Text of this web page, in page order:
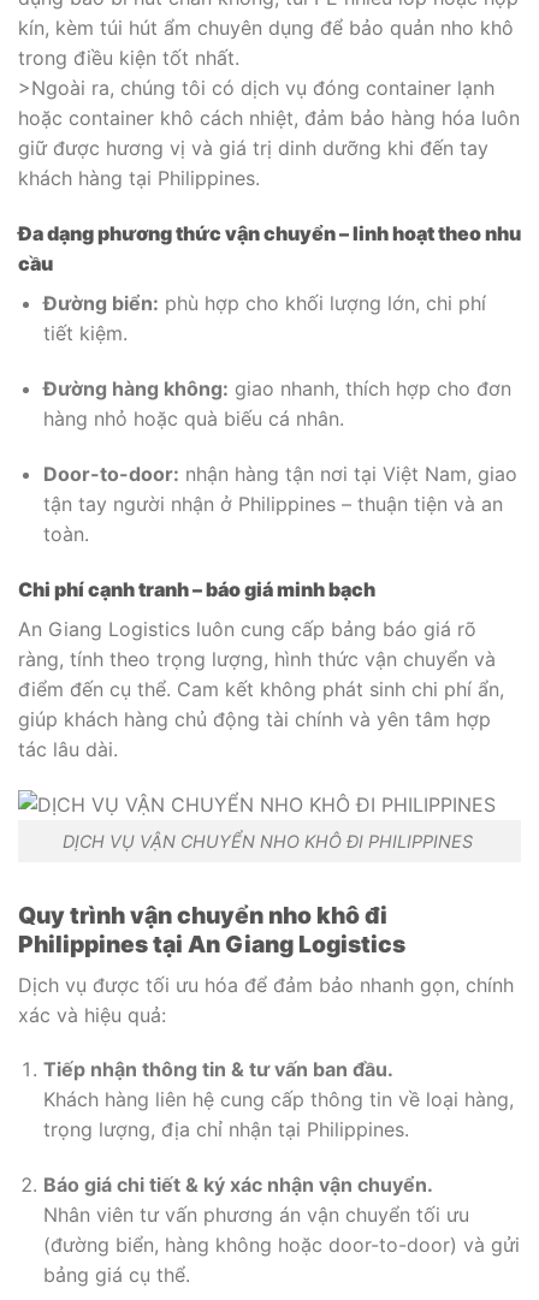
kín, kèm túi hút ẩm chuyên dụng để bảo quản nho khô
trong điều kiện tốt nhất.
>Ngoài ra, chúng tôi có dịch vụ đóng container lạnh
hoặc container khô cách nhiệt, đảm bảo hàng hóa luôn
giữ được hương vị và giá trị dinh dưỡng khi đến tay
khách hàng tại Philippines.
Đa dạng phương thức vận chuyển – linh hoạt theo nhu
cầu
Đường biển: phù hợp cho khối lượng lớn, chi phí
tiết kiệm.
Đường hàng không: giao nhanh, thích hợp cho đơn
hàng nhỏ hoặc quà biếu cá nhân.
Door-to-door: nhận hàng tận nơi tại Việt Nam, giao
tận tay người nhận ở Philippines – thuận tiện và an
toàn.
Chi phí cạnh tranh – báo giá minh bạch
An Giang Logistics luôn cung cấp bảng báo giá rõ
ràng, tính theo trọng lượng, hình thức vận chuyển và
điểm đến cụ thể. Cam kết không phát sinh chi phí ẩn,
giúp khách hàng chủ động tài chính và yên tâm hợp
tác lâu dài.
DỊCH VỤ VẬN CHUYỂN NHO KHÔ ĐI PHILIPPINES
Quy trình vận chuyển nho khô đi
Philippines tại An Giang Logistics
Dịch vụ được tối ưu hóa để đảm bảo nhanh gọn, chính
xác và hiệu quả:
Tiếp nhận thông tin & tư vấn ban đầu.
Khách hàng liên hệ cung cấp thông tin về loại hàng,
trọng lượng, địa chỉ nhận tại Philippines.
Báo giá chi tiết & ký xác nhận vận chuyển.
Nhân viên tư vấn phương án vận chuyển tối ưu
(đường biển, hàng không hoặc door-to-door) và gửi
bảng giá cụ thể.